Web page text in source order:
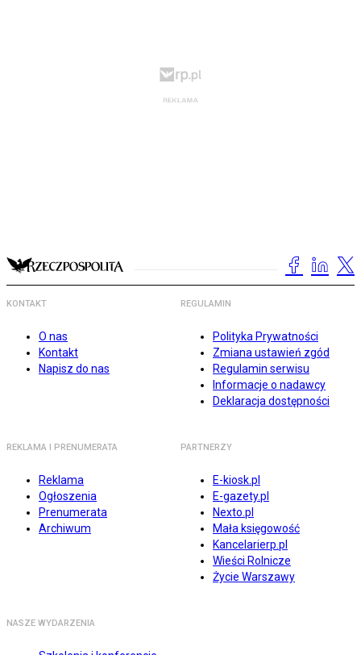
KONTAKT
O nas
Kontakt
Napisz do nas
REGULAMIN
Polityka Prywatności
Zmiana ustawień zgód
Regulamin serwisu
Informacje o nadawcy
Deklaracja dostępności
REKLAMA I PRENUMERATA
Reklama
Ogłoszenia
Prenumerata
Archiwum
PARTNERZY
E-kiosk.pl
E-gazety.pl
Nexto.pl
Mała księgowość
Kancelarierp.pl
Wieści Rolnicze
Życie Warszawy
NASZE WYDARZENIA